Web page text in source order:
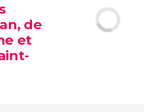
Colisée, Palatin et Forum
de
et